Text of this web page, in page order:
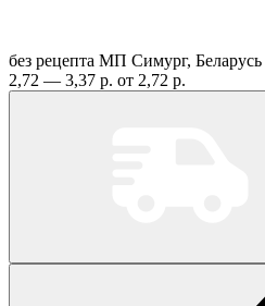
без рецепта МП Симург, Беларусь
2,72 — 3,37 р. от 2,72 р.